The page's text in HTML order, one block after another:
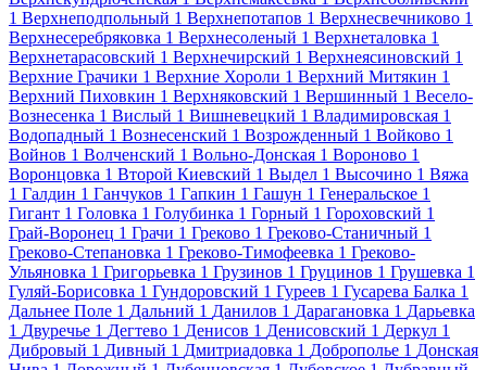
1 Верхнеподпольный 1 Верхнепотапов 1 Верхнесвечниково 1
Верхнесеребряковка 1 Верхнесоленый 1 Верхнеталовка 1
Верхнетарасовский 1 Верхнечирский 1 Верхнеясиновский 1
Верхние Грачики 1 Верхние Хороли 1 Верхний Митякин 1
Верхний Пиховкин 1 Верхняковский 1 Вершинный 1 Весело-
Вознесенка 1 Вислый 1 Вишневецкий 1 Владимировская 1
Водопадный 1 Вознесенский 1 Возрожденный 1 Войково 1
Войнов 1 Волченский 1 Вольно-Донская 1 Вороново 1
Воронцовка 1 Второй Киевский 1 Выдел 1 Высочино 1 Вяжа
1 Галдин 1 Ганчуков 1 Гапкин 1 Гашун 1 Генеральское 1
Гигант 1 Головка 1 Голубинка 1 Горный 1 Гороховский 1
Грай-Воронец 1 Грачи 1 Греково 1 Греково-Станичный 1
Греково-Степановка 1 Греково-Тимофеевка 1 Греково-
Ульяновка 1 Григорьевка 1 Грузинов 1 Груцинов 1 Грушевка 1
Гуляй-Борисовка 1 Гундоровский 1 Гуреев 1 Гусарева Балка 1
Дальнее Поле 1 Дальний 1 Данилов 1 Дарагановка 1 Дарьевка
1 Двуречье 1 Дегтево 1 Денисов 1 Денисовский 1 Деркул 1
Дибровый 1 Дивный 1 Дмитриадовка 1 Доброполье 1 Донская